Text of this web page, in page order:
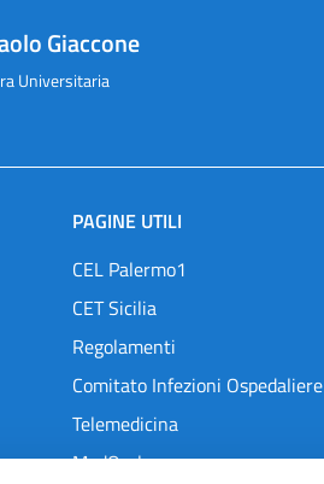
Giaccone
Universitaria
PAGINE UTILI
CEL Palermo1
CET Sicilia
Regolamenti
Comitato Infezioni Ospedaliere
Telemedicina
MedOral